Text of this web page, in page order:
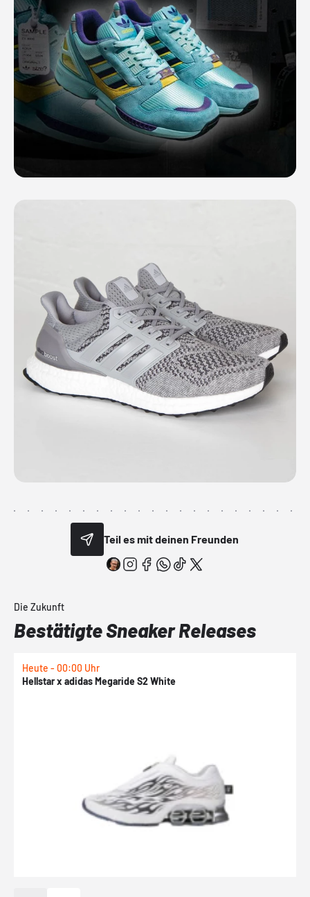
Teil es mit deinen Freunden
Die Zukunft
Bestätigte Sneaker Releases
Heute - 00:00 Uhr
Hellstar x adidas Megaride S2 White